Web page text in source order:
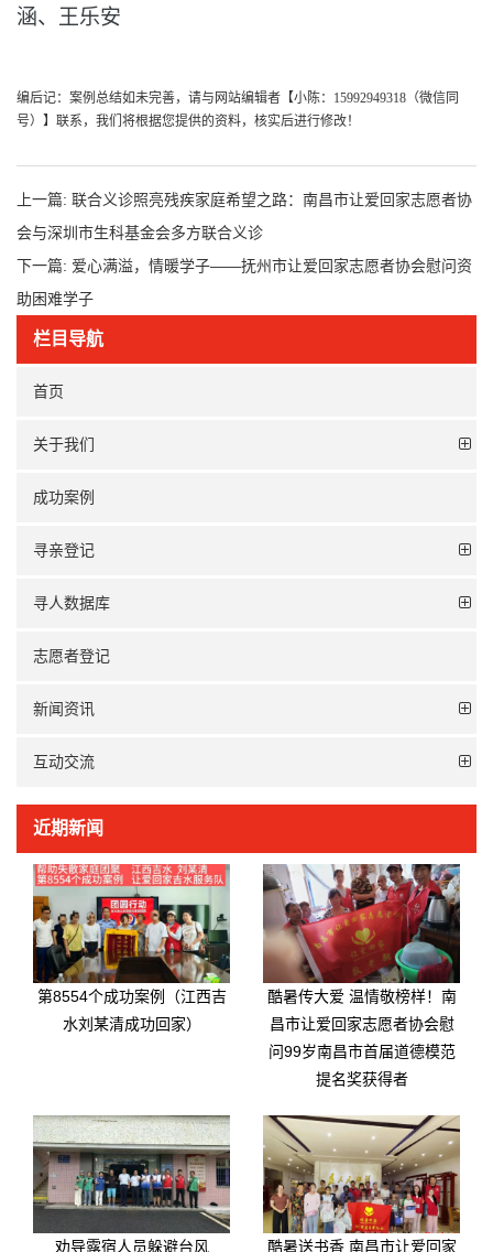
涵、王乐安
编后记：案例总结如未完善，请与网站编辑者 【小陈： 15992949318 （微信同
号）】 联系，我们将根据您提供的资料，核实后进行修改！
上一篇: 联合义诊照亮残疾家庭希望之路：南昌市让爱回家志愿者协
会与深圳市生科基金会多方联合义诊
下一篇: 爱心满溢，情暖学子——抚州市让爱回家志愿者协会慰问资
助困难学子
栏目导航
首页
关于我们
成功案例
寻亲登记
寻人数据库
志愿者登记
新闻资讯
互动交流
近期新闻
第8554个成功案例（江西吉
水刘某清成功回家）
酷暑传大爱 温情敬榜样！南
昌市让爱回家志愿者协会慰
问99岁南昌市首届道德模范
提名奖获得者
劝导露宿人员躲避台风
酷暑送书香 南昌市让爱回家